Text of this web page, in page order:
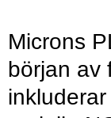
Microns
början av